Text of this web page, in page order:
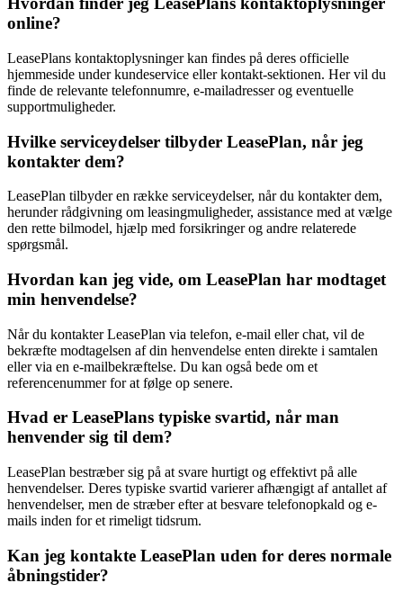
online?
LeasePlans kontaktoplysninger kan findes på deres officielle
hjemmeside under kundeservice eller kontakt-sektionen. Her vil du
finde de relevante telefonnumre, e-mailadresser og eventuelle
supportmuligheder.
Hvilke serviceydelser tilbyder LeasePlan, når jeg
kontakter dem?
LeasePlan tilbyder en række serviceydelser, når du kontakter dem,
herunder rådgivning om leasingmuligheder, assistance med at vælge
den rette bilmodel, hjælp med forsikringer og andre relaterede
spørgsmål.
Hvordan kan jeg vide, om LeasePlan har modtaget
min henvendelse?
Når du kontakter LeasePlan via telefon, e-mail eller chat, vil de
bekræfte modtagelsen af din henvendelse enten direkte i samtalen
eller via en e-mailbekræftelse. Du kan også bede om et
referencenummer for at følge op senere.
Hvad er LeasePlans typiske svartid, når man
henvender sig til dem?
LeasePlan bestræber sig på at svare hurtigt og effektivt på alle
henvendelser. Deres typiske svartid varierer afhængigt af antallet af
henvendelser, men de stræber efter at besvare telefonopkald og e-
mails inden for et rimeligt tidsrum.
Kan jeg kontakte LeasePlan uden for deres normale
åbningstider?